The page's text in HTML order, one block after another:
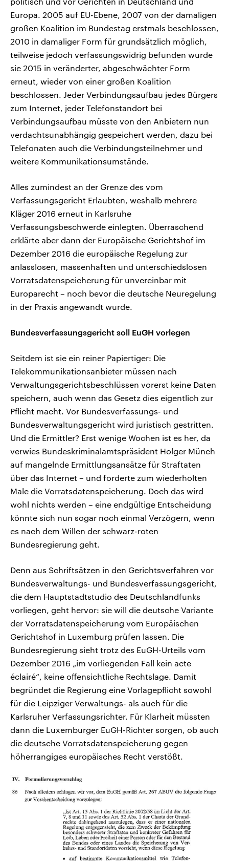
Europa. 2005 auf EU-Ebene, 2007 von der damaligen
großen Koalition im Bundestag erstmals beschlossen,
2010 in damaliger Form für grundsätzlich möglich,
teilweise jedoch verfassungswidrig befunden wurde
sie 2015 in veränderter, abgeschwächter Form
erneut, wieder von einer großen Koalition
beschlossen. Jeder Verbindungsaufbau jedes Bürgers
zum Internet, jeder Telefonstandort bei
Verbindungsaufbau müsste von den Anbietern nun
verdachtsunabhängig gespeichert werden, dazu bei
Telefonaten auch die Verbindungsteilnehmer und
weitere Kommunikationsumstände.
Alles zumindest an der Grenze des vom
Verfassungsgericht Erlaubten, weshalb mehrere
Kläger 2016 erneut in Karlsruhe
Verfassungsbeschwerde einlegten. Überraschend
erklärte aber dann der Europäische Gerichtshof im
Dezember 2016 die europäische Regelung zur
anlasslosen, massenhaften und unterschiedslosen
Vorratsdatenspeicherung für unvereinbar mit
Europarecht – noch bevor die deutsche Neuregelung
in der Praxis angewandt wurde.
Bundesverfassungsgericht soll EuGH vorlegen
Seitdem ist sie ein reiner Papiertiger: Die
Telekommunikationsanbieter müssen nach
Verwaltungsgerichtsbeschlüssen vorerst keine Daten
speichern, auch wenn das Gesetz dies eigentlich zur
Pflicht macht. Vor Bundesverfassungs- und
Bundesverwaltungsgericht wird juristisch gestritten.
Und die Ermittler? Erst wenige Wochen ist es her, da
verwies Bundeskriminalamtspräsident Holger Münch
auf mangelnde Ermittlungsansätze für Straftaten
über das Internet – und forderte zum wiederholten
Male die Vorratsdatenspeicherung. Doch das wird
wohl nichts werden – eine endgültige Entscheidung
könnte sich nun sogar noch einmal Verzögern, wenn
es nach dem Willen der schwarz-roten
Bundesregierung geht.
Denn aus Schriftsätzen in den Gerichtsverfahren vor
Bundesverwaltungs- und Bundesverfassungsgericht,
die dem Hauptstadtstudio des Deutschlandfunks
vorliegen, geht hervor: sie will die deutsche Variante
der Vorratsdatenspeicherung vom Europäischen
Gerichtshof in Luxemburg prüfen lassen. Die
Bundesregierung sieht trotz des EuGH-Urteils vom
Dezember 2016 „im vorliegenden Fall kein acte
éclairé“, keine offensichtliche Rechtslage. Damit
begründet die Regierung eine Vorlagepflicht sowohl
für die Leipziger Verwaltungs- als auch für die
Karlsruher Verfassungsrichter. Für Klarheit müssten
dann die Luxemburger EuGH-Richter sorgen, ob auch
die deutsche Vorratsdatenspeicherung gegen
höherrangiges europäisches Recht verstößt.